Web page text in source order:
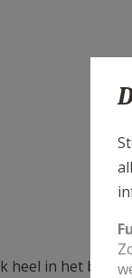
heel in het